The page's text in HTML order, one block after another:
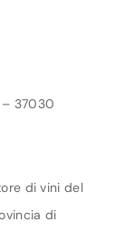
– 37030
di vini del
di